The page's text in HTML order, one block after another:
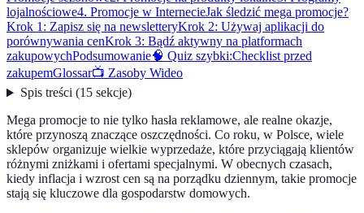
lojalnościowe4. Promocje w InternecieJak śledzić mega promocje?
Krok 1: Zapisz się na newsletteryKrok 2: Używaj aplikacji do
porównywania cenKrok 3: Bądź aktywny na platformach
zakupowychPodsumowanie🧠 Quiz szybki:Checklist przed
zakupemGlossar📺 Zasoby Wideo
Spis treści(15 sekcje)
Mega promocje to nie tylko hasła reklamowe, ale realne okazje,
które przynoszą znaczące oszczędności. Co roku, w Polsce, wiele
sklepów organizuje wielkie wyprzedaże, które przyciągają klientów
różnymi zniżkami i ofertami specjalnymi. W obecnych czasach,
kiedy inflacja i wzrost cen są na porządku dziennym, takie promocje
stają się kluczowe dla gospodarstw domowych.